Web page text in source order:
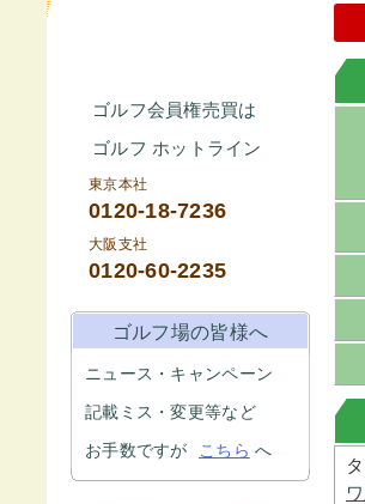
ゴルフ会員権売買は
ゴルフ ホットライン
東京本社
0120-18-7236
大阪支社
0120-60-2235
ゴルフ場の皆様へ
ニュース・キャンペーン
記載ミス・変更等など
お手数ですが
こちら へ